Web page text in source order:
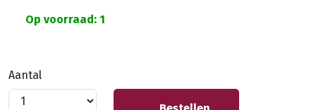
Op voorraad: 1
Aantal